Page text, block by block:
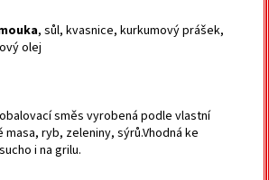
, sůl, kvasnice, kurkumový prášek,
olej
směs vyrobená podle vlastní
ryb, zeleniny, sýrů.Vhodná ke
i na grilu.